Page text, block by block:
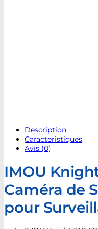
Description
Caracteristiques
Avis (0)
IMOU
Caméra de
pour